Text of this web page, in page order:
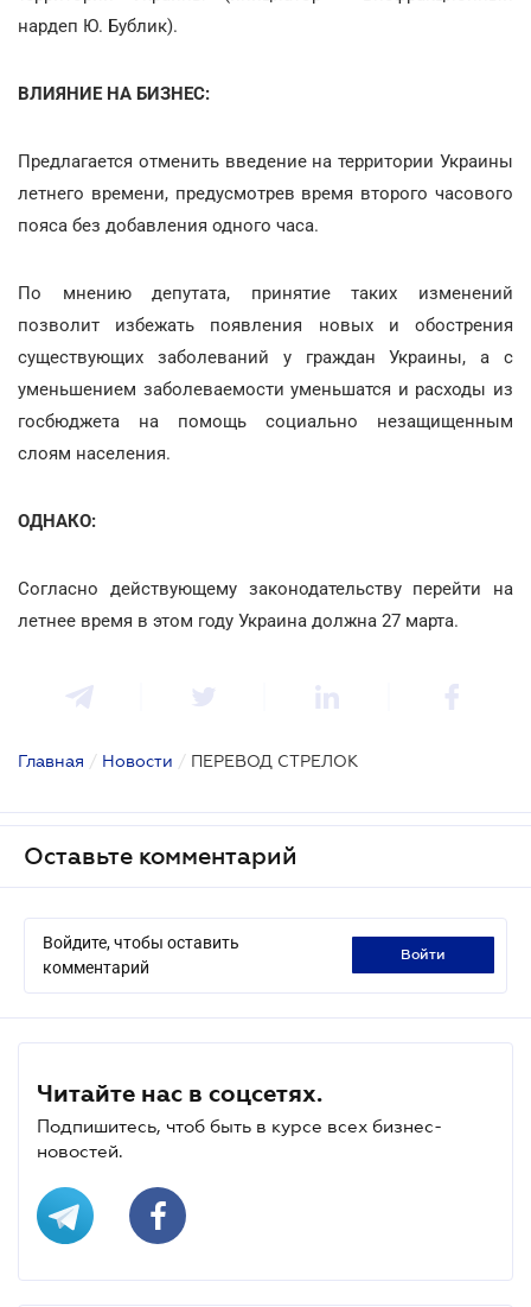
нардеп Ю. Бублик).
ВЛИЯНИЕ НА БИЗНЕС:
Предлагается отменить введение на территории Украины
летнего времени, предусмотрев время второго часового
пояса без добавления одного часа.
По мнению депутата, принятие таких изменений
позволит избежать появления новых и обострения
существующих заболеваний у граждан Украины, а с
уменьшением заболеваемости уменьшатся и расходы из
госбюджета на помощь социально незащищенным
слоям населения.
ОДНАКО:
Согласно действующему законодательству перейти на
летнее время в этом году Украина должна 27 марта.
Главная / Новости / ПЕРЕВОД СТРЕЛОК
Оставьте комментарий
Войдите, чтобы оставить
комментарий
войти
Читайте нас в соцсетях.
Подпишитесь, чтоб быть в курсе всех бизнес-
новостей.